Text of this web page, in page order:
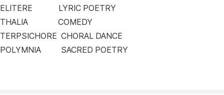
ELITERE LYRIC POETRY
THALIA COMEDY
TERPSICHORE CHORAL DANCE
POLYMNIA SACRED POETRY